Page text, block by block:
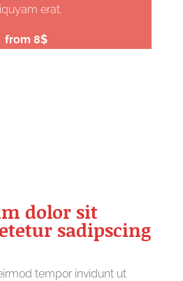
erat.
from 8$
dolor sit
sadipscing
tempor invidunt ut